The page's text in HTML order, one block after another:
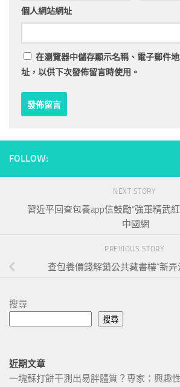
個人網站網址
在瀏覽器中儲存顯示名稱、電子郵件
址，以供下次發佈留言時使用。
FOLLOW:
NEXT STORY
習近平回查包養app信鼓勵“強軍精武紅
中國網
PREVIOUS STORY
查包養價錢解鎖公共藏書樓“新弄
搜尋
搜尋
近期文章
一塊蘇打餅干測出易胖體質？專家：興趣